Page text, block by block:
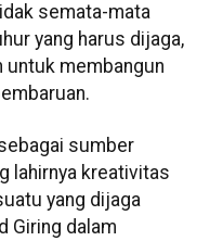
semata-mata
yang harus dijaga,
untuk membangun
sumber
lahirnya kreativitas
yang dijaga
Giring dalam